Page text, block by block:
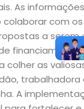
As
com
a serem
financiamento
colher as
A